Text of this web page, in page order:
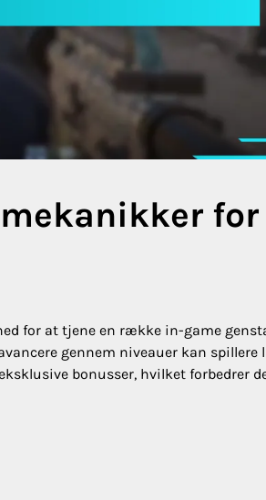
for
for at tjene en række in-game
gennem niveauer kan spillere
bonusser, hvilket forbedrer